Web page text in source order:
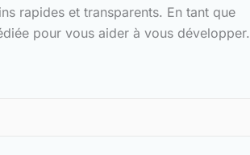
rapides et transparents. En tant que
pour vous aider à vous développer.